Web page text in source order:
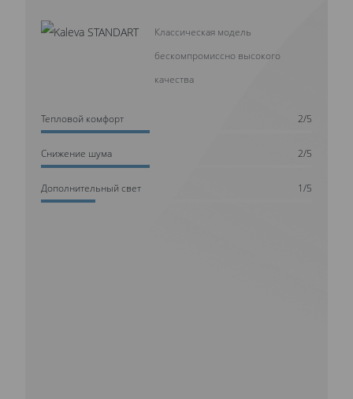
Классическая модель
бескомпромиссно высокого
качества
Тепловой комфорт 2/5
Cнижение шума 2/5
Дополнительный свет 1/5